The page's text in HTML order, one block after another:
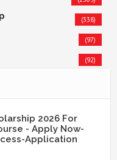
(338)
(97)
(92)
2026 For
- Apply Now-
Application